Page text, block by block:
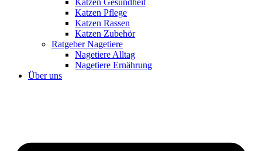
Katzen Pflege
Katzen Rassen
Katzen Zubehör
Ratgeber Nagetiere
Nagetiere Alltag
Nagetiere Ernährung
Über uns